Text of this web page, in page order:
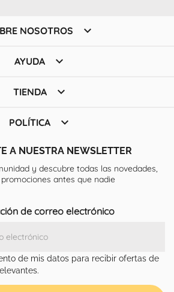
NOSOTROS 
AYUDA 
TIENDA 
POLÍTICA 
A NUESTRA NEWSLETTER
y descubre todas las novedades,
antes que nadie
de correo electrónico
de mis datos para recibir ofertas de